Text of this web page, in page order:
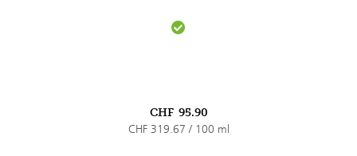
CHF 95.90
CHF 319.67 / 100 ml